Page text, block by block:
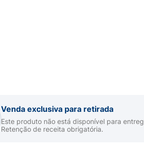
Venda exclusiva para retirada
Este produto não está disponível para
Retenção de receita obrigatória.